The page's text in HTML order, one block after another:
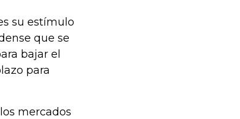
su estímulo
que se
bajar el
para
mercados